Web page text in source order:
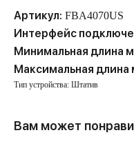
Артикул: FBA4070US
Интерфейс
Минимальная длина
Максимальная длина
Тип устройства: Штатив
Вам может